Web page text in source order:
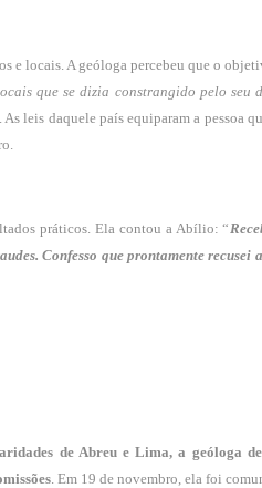
e locais. A geóloga percebeu que o
que se dizia constrangido pelo seu
As leis daquele país equiparam a pessoa
práticos. Ela contou a Abílio: “
Confesso que prontamente
de Abreu e Lima, a geóloga
. Em 19 de novembro, ela foi